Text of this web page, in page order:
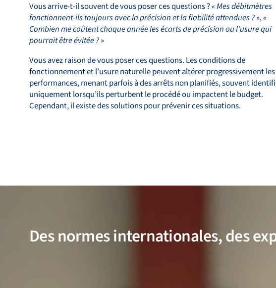
Vous arrive-t-il souvent de vous poser ces questions ? «Mes débitmètres
fonctionnent-ils toujours avec la précision et la fiabilité attendues ?», «
Combien me coûtent chaque année les écarts de précision ou l'usure qui
pourrait être évitée ?»
Vous avez raison de vous poser ces questions. Les conditions de
fonctionnement et l’usure naturelle peuvent altérer progressivement les
performances, menant parfois à des arrêts non planifiés, souvent
uniquement lorsqu’ils perturbent le procédé ou impactent le budget.
Cependant, il existe des solutions pour prévenir ces situations.
Des normes internationales, des